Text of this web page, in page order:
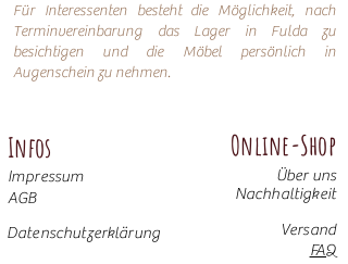
Für Interessenten besteht die Möglichkeit, nach
Terminvereinbarung das Lager in Fulda zu
besichtigen und die Möbel persönlich in
Augenschein zu nehmen.
Infos
Impressum
AGB
Online-Shop
Über uns
Nachhaltigkeit
Datenschutzerklärung
Versand
FAQ